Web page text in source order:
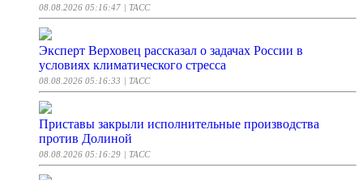
08.08.2026 05:16:47 | ТАСС
Эксперт Верховец рассказал о задачах России в
условиях климатического стресса
08.08.2026 05:16:33 | ТАСС
Приставы закрыли исполнительные производства
против Долиной
08.08.2026 05:16:29 | ТАСС